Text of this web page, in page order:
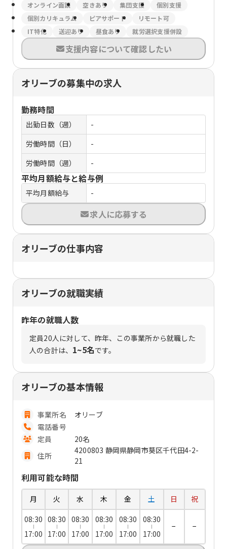
オンライン面談 空きあり 集団支援
個別支援
個別カリキュラム
ピアサポート
リモート可
IT特化
送迎あり 昼食あり 就労選択支援併設
支援内容について確認したい
オリーブの募集中の求人
勤務時間
出勤日数（週）
-
労働時間（日）
-
労働時間（週）
-
平均月額給与と給与例
平均月額給与 -
求人に応募する
オリーブの仕事内容
オリーブの就職実績
昨年の就職人数
定員20人に対して、昨年、この事業所から就職した
人の合計は、 1~5名です。
オリーブの基本情報
事業所名
オリーブ
電話番号
定員
20名
住所
4200803 静岡県静岡市葵区千代田4-2-
21
利用可能な時間
月 火 水 木 金 土 日
祝
08:30
17:00
08:30
17:00
08:30
17:00
08:30
17:00
08:30
17:00
08:30
17:00
− −